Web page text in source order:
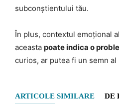
subconștientului tău.
În plus, contextul emoțional
aceasta poate indica o
curios, ar putea fi un semn
ARTICOLE SIMILARE DE